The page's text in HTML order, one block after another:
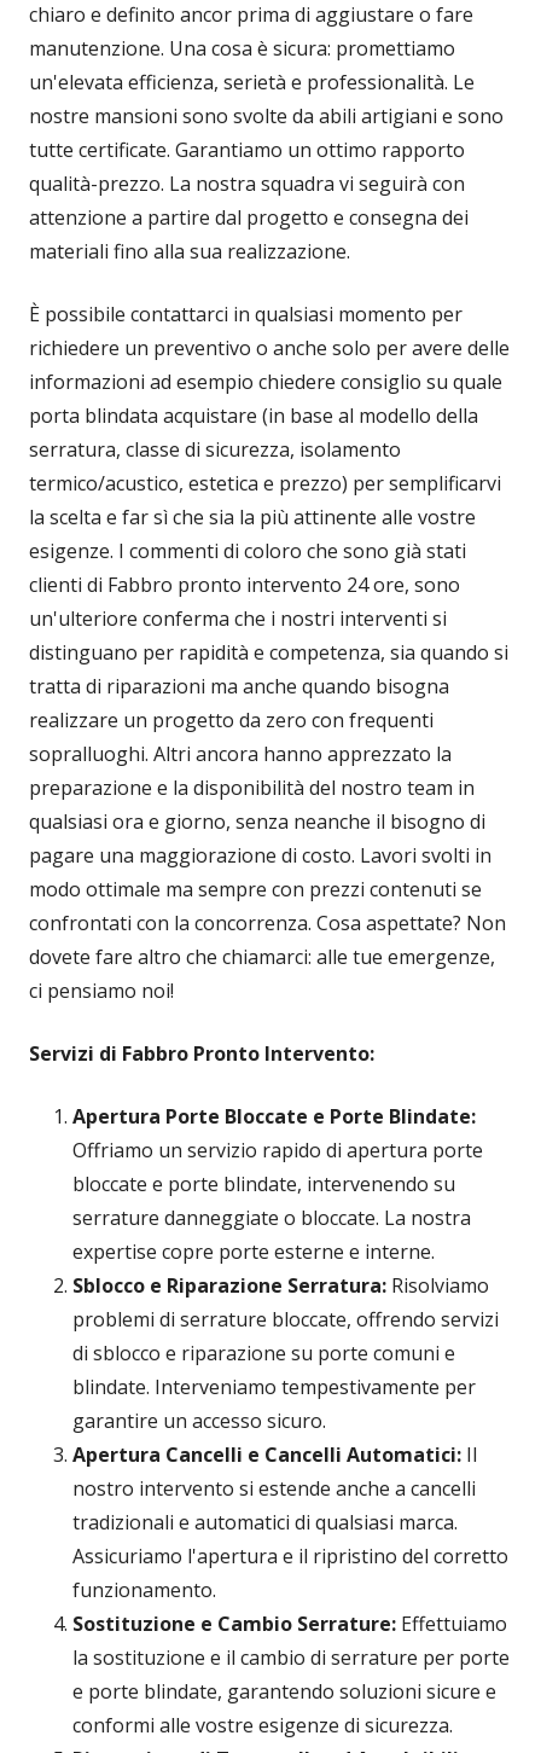
chiaro e definito ancor prima di aggiustare o fare
manutenzione. Una cosa è sicura: promettiamo
un'elevata efficienza, serietà e professionalità. Le
nostre mansioni sono svolte da abili artigiani e sono
tutte certificate. Garantiamo un ottimo rapporto
qualità-prezzo. La nostra squadra vi seguirà con
attenzione a partire dal progetto e consegna dei
materiali fino alla sua realizzazione.
È possibile contattarci in qualsiasi momento per
richiedere un preventivo o anche solo per avere delle
informazioni ad esempio chiedere consiglio su quale
porta blindata acquistare (in base al modello della
serratura, classe di sicurezza, isolamento
termico/acustico, estetica e prezzo) per semplificarvi
la scelta e far sì che sia la più attinente alle vostre
esigenze. I commenti di coloro che sono già stati
clienti di Fabbro pronto intervento 24 ore, sono
un'ulteriore conferma che i nostri interventi si
distinguano per rapidità e competenza, sia quando si
tratta di riparazioni ma anche quando bisogna
realizzare un progetto da zero con frequenti
sopralluoghi. Altri ancora hanno apprezzato la
preparazione e la disponibilità del nostro team in
qualsiasi ora e giorno, senza neanche il bisogno di
pagare una maggiorazione di costo. Lavori svolti in
modo ottimale ma sempre con prezzi contenuti se
confrontati con la concorrenza. Cosa aspettate? Non
dovete fare altro che chiamarci: alle tue emergenze,
ci pensiamo noi!
Servizi di Fabbro Pronto Intervento:
Apertura Porte Bloccate e Porte Blindate:
Offriamo un servizio rapido di apertura porte
bloccate e porte blindate, intervenendo su
serrature danneggiate o bloccate. La nostra
expertise copre porte esterne e interne.
Sblocco e Riparazione Serratura: Risolviamo
problemi di serrature bloccate, offrendo servizi
di sblocco e riparazione su porte comuni e
blindate. Interveniamo tempestivamente per
garantire un accesso sicuro.
Apertura Cancelli e Cancelli Automatici: Il
nostro intervento si estende anche a cancelli
tradizionali e automatici di qualsiasi marca.
Assicuriamo l'apertura e il ripristino del corretto
funzionamento.
Sostituzione e Cambio Serrature: Effettuiamo
la sostituzione e il cambio di serrature per porte
e porte blindate, garantendo soluzioni sicure e
conformi alle vostre esigenze di sicurezza.